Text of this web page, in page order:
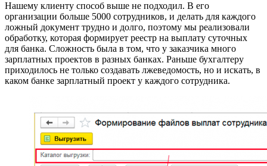
Нашему клиенту способ выше не подходил. В его
организации больше 5000 сотрудников, и делать для каждого
ложный документ трудно и долго, поэтому мы реализовали
обработку, которая формирует реестр на выплату суточных
для банка. Сложность была в том, что у заказчика много
зарплатных проектов в разных банках. Раньше бухгалтеру
приходилось не только создавать лжеведомость, но и искать, в
каком банке зарплатный проект у каждого сотрудника.